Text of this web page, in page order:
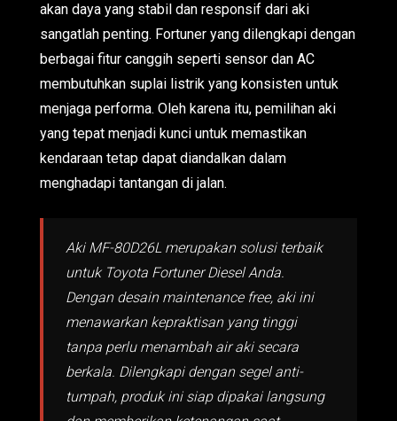
akan daya yang stabil dan responsif dari aki
sangatlah penting. Fortuner yang dilengkapi dengan
berbagai fitur canggih seperti sensor dan AC
membutuhkan suplai listrik yang konsisten untuk
menjaga performa. Oleh karena itu, pemilihan aki
yang tepat menjadi kunci untuk memastikan
kendaraan tetap dapat diandalkan dalam
menghadapi tantangan di jalan.
Aki MF-80D26L merupakan solusi terbaik
untuk Toyota Fortuner Diesel Anda.
Dengan desain maintenance free, aki ini
menawarkan kepraktisan yang tinggi
tanpa perlu menambah air aki secara
berkala. Dilengkapi dengan segel anti-
tumpah, produk ini siap dipakai langsung